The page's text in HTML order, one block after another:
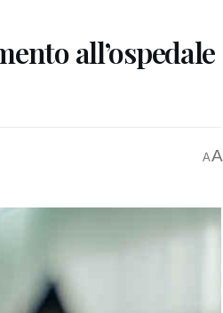
all’ospedale
AA